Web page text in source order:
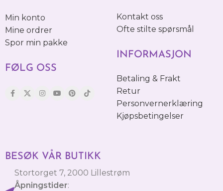
Min konto
Mine ordrer
Spor min pakke
FØLG OSS
Kontakt oss
Ofte stilte spørsmål
INFORMASJON
Betaling & Frakt
Retur
Personvernerklæring
Kjøpsbetingelser
BESØK VÅR BUTIKK
Stortorget 7, 2000 Lillestrøm
Åpningstider: